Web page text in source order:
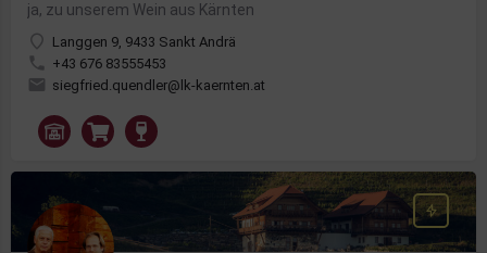
ja, zu unserem Wein aus Kärnten
Langgen 9, 9433 Sankt Andrä
+43 676 83555453
siegfried.quendler@lk-kaernten.at